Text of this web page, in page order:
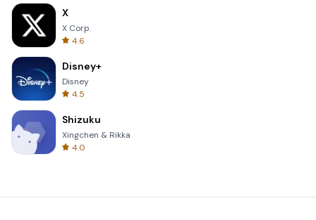
X
X Corp.
4.6
Disney+
Disney
4.5
Shizuku
Xingchen & Rikka
4.0